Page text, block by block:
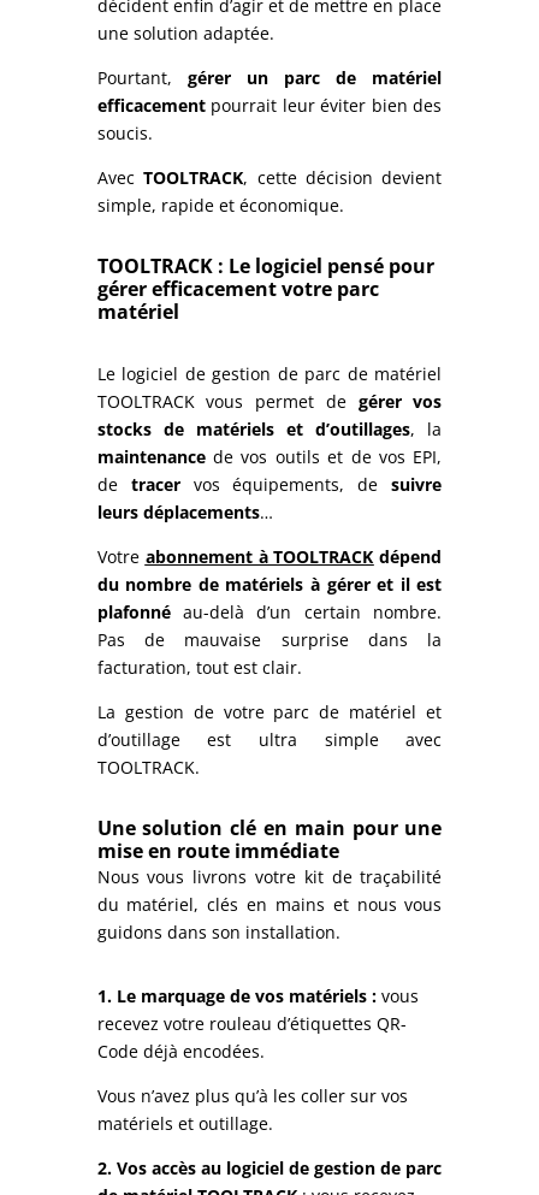
décident enfin d’agir et de mettre en place
une solution adaptée.
Pourtant, gérer un parc de matériel
efficacementpourrait leur éviter bien des
soucis.
AvecTOOLTRACK, cette décision devient
simple, rapide et économique.
TOOLTRACK : Le logiciel pensé pour
gérer efficacement votre parc
matériel
Le logiciel de gestion de parc de matériel
TOOLTRACK vous permet de gérer vos
stocks de matériels et d’outillages, la
maintenancede vos outils et de vos EPI,
de tracervos équipements, desuivre
leurs déplacements…
Votre abonnement à TOOLTRACK dépend
du nombre de matériels à gérer et il est
plafonnéau-delà d’un certain nombre.
Pas de mauvaise surprise dans la
facturation, tout est clair.
La gestion de votre parc de matériel et
d’outillage est ultra simple avec
TOOLTRACK.
Une solution clé en main pour une
mise en route immédiate
Nous vous livrons votre kit de traçabilité
du matériel, clés en mains et nous vous
guidons dans son installation.
1. Le marquage de vos matériels :vous
recevez votre rouleau d’étiquettes QR-
Code déjà encodées.
Vous n’avez plus qu’à les coller sur vos
matériels et outillage.
2. Vos accès au logiciel de gestion de parc